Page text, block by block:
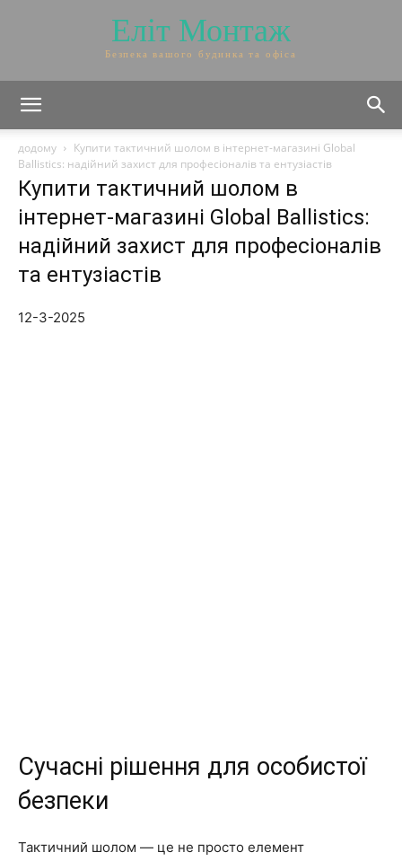
Еліт Монтаж
Безпека вашого будинка та офіса
додому
Купити тактичний шолом в інтернет-магазині Global
Ballistics: надійний захист для професіоналів та ентузіастів
Купити тактичний шолом в
інтернет-магазині Global Ballistics:
надійний захист для професіоналів
та ентузіастів
12-3-2025
Сучасні рішення для особистої
безпеки
Тактичний шолом — це не просто елемент